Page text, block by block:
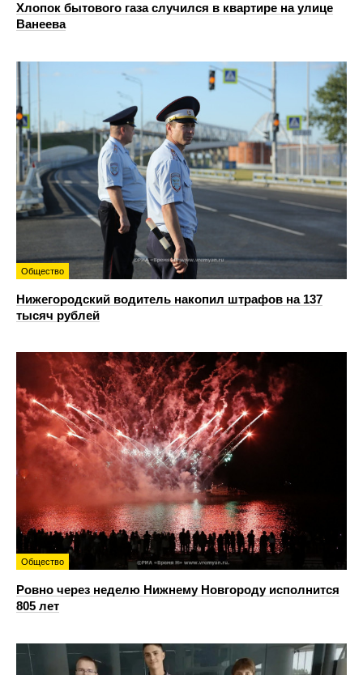
Хлопок бытового газа случился в квартире на улице
Ванеева
Общество
Нижегородский водитель накопил штрафов на 137
тысяч рублей
Общество
Ровно через неделю Нижнему Новгороду исполнится
805 лет